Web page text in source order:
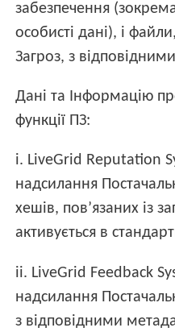
забезпечення
особисті дані), і
Загроз, з
Дані та Інформацію
функції ПЗ:
i. LiveGrid Reputation
надсилання
хешів, пов’язаних із
активується в
ii. LiveGrid Feedback
надсилання
з відповідними